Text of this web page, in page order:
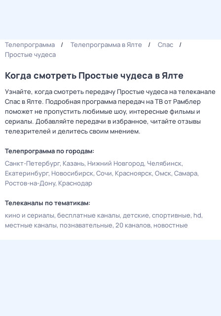
Телепрограмма Телепрограмма в Ялте
Спас
Простые чудеса
Когда смотреть Простые чудеса в Ялте
Узнайте, когда смотреть передачу Простые чудеса на телеканале
Спас в Ялте. Подробная программа передач на ТВ от Рамблер
поможет не пропустить любимые шоу, интересные фильмы и
сериалы. Добавляйте передачи в избранное, читайте отзывы
телезрителей и делитесь своим мнением.
Телепрограмма по городам:
Санкт-Петербург Казань Нижний Новгород Челябинск
Екатеринбург Новосибирск Сочи Красноярск Омск Самара
Ростов-на-Дону Краснодар
Телеканалы по тематикам:
кино и сериалы бесплатные каналы детские спортивные hd
местные каналы познавательные 20 каналов новостные